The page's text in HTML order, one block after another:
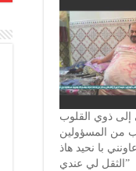
إلى ذوي القلوب
من المسؤولين
با نحيد هاذ
الثقل لي عندي”